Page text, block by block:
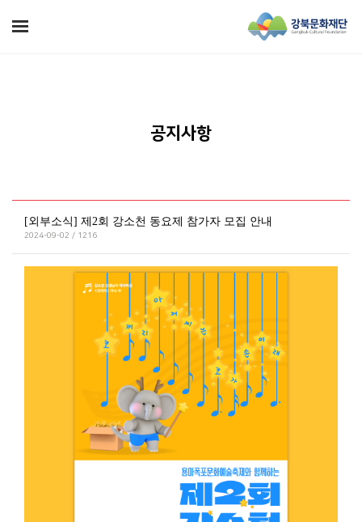
공지사항
[외부소식] 제2회 강소천 동요제 참가자 모집 안내
2024-09-02 / 1216